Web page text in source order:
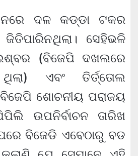
ଦଳ କଡ୍ଡା ଟକର
ସେହିଭଳି
(ବିଜେପି ଦଖଲରେ
ଏବଂ ତିର୍ତ୍ତୋଲ
ଶୋଚନୀୟ ପରାଜୟ
ଉପନିର୍ବାଚନ ତାରିଖ
ବିଜେଡି ଏବେଠାରୁ ବଡ